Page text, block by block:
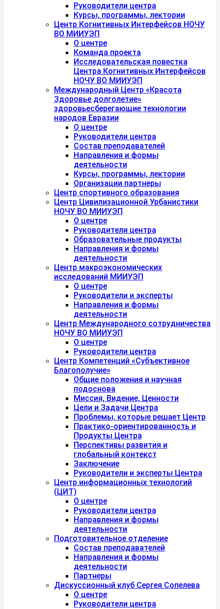
Руководители центра
Курсы, программы, лектории
Центр Когнитивных Интерфейсов НОЧУ
ВО МИИУЭП
О центре
Команда проекта
Исследовательская повестка
Центра Когнитивных Интерфейсов
НОЧУ ВО МИИУЭП
Международный Центр «Красота
Здоровье долголетие»
здоровьесберегающие технологии
народов Евразии
О центре
Руководители центра
Состав преподавателей
Направления и формы
деятельности
Курсы, программы, лектории
Организации партнеры
Центр спортивного образования
Центр Цивилизационной Урбанистики
НОЧУ ВО МИИУЭП
О центре
Руководители центра
Образовательные продукты
Направления и формы
деятельности
Центр макроэкономических
исследований МИИУЭП
О центре
Руководители и эксперты
Направления и формы
деятельности
Центр Международного сотрудничества
НОЧУ ВО МИИУЭП
О центре
Руководители центра
Центр Компетенций «Субъективное
Благополучие»
Общие положения и научная
подоснова
Миссия, Видение, Ценности
Цели и Задачи Центра
Проблемы, которые решает Центр
Практико-ориентированность и
Продукты Центра
Перспективы развития и
глобальный контекст
Заключение
Руководители и эксперты Центра
Центр информационных технологий
(ЦИТ)
О центре
Руководители центра
Направления и формы
деятельности
Подготовительное отделение
Состав преподавателей
Направления и формы
деятельности
Партнеры
Дискуссионный клуб Сергея Сопелева
О центре
Руководители центра